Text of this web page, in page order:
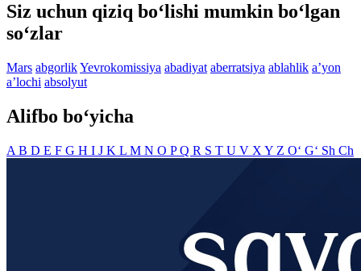
Siz uchun qiziq bo‘lishi mumkin bo‘lgan
so‘zlar
Mars abgorlikYevrokomissiya abadiyat aberratsiya ablahlik aʼyon
aʼlochi absolyut
Alifbo bo‘yicha
A B D E F G H I J K L M N O PQ R S T U V X Y Z O‘ G‘ Sh Ch